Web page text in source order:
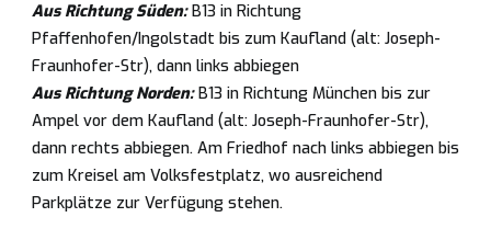
Aus Richtung Süden:B13 in Richtung
Pfaffenhofen/Ingolstadt bis zum Kaufland (alt: Joseph-
Fraunhofer-Str), dann links abbiegen
Aus Richtung Norden:B13 in Richtung München bis zur
Ampel vor dem Kaufland (alt: Joseph-Fraunhofer-Str),
dann rechts abbiegen. Am Friedhof nach links abbiegen bis
zum Kreisel am Volksfestplatz, wo ausreichend
Parkplätze zur Verfügung stehen.